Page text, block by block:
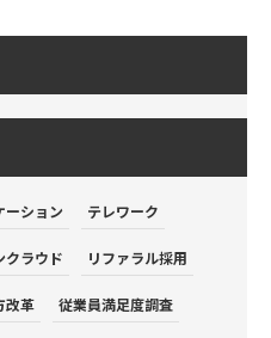
ーション テレワーク
クラウド リファラル採用
改革 従業員満足度調査